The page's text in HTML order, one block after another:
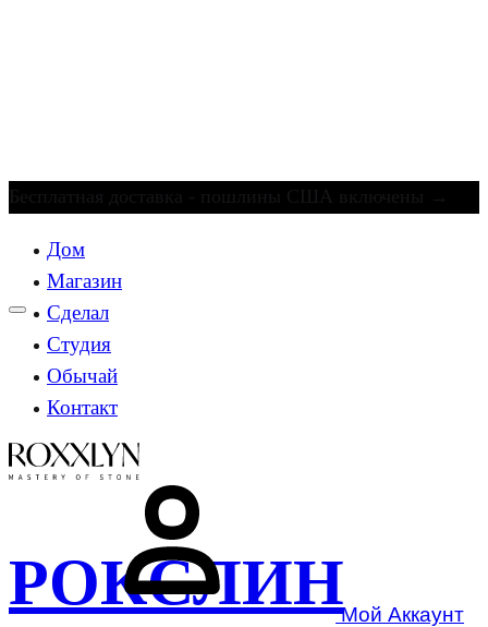
Бесплатная доставка - пошлины США включены →
Дом
Магазин
Сделал
Студия
Обычай
Контакт
РОКСЛИНМой Аккаунт